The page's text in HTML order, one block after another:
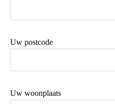
Uw postcode
Uw woonplaats